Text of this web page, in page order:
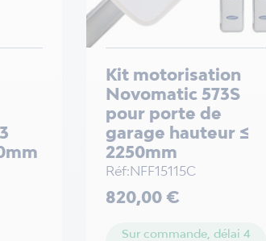
Kit motorisation
Novomatic 573S
pour porte de
garage hauteur ≤
2250mm
Réf:NFF15115C
Prix
820,00 €
Sur commande, délai 4